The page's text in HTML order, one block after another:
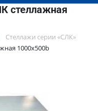
стеллажная
Стеллажи серии «СЛК»
1000x500b